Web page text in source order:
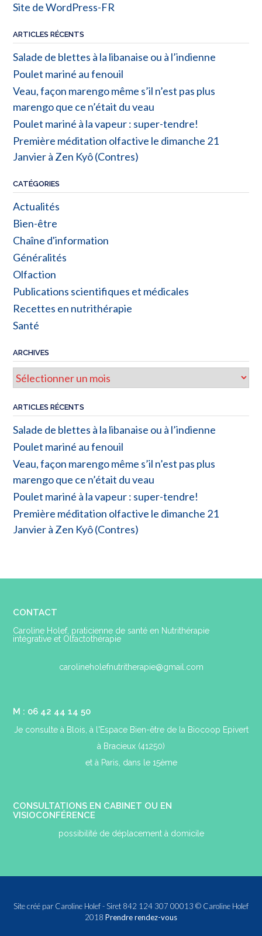
Site de WordPress-FR
ARTICLES RÉCENTS
Salade de blettes à la libanaise ou à l’indienne
Poulet mariné au fenouil
Veau, façon marengo même s’il n’est pas plus
marengo que ce n’était du veau
Poulet mariné à la vapeur : super-tendre!
Première méditation olfactive le dimanche 21
Janvier à Zen Kyô (Contres)
CATÉGORIES
Actualités
Bien-être
Chaîne d'information
Généralités
Olfaction
Publications scientifiques et médicales
Recettes en nutrithérapie
Santé
ARCHIVES
ARTICLES RÉCENTS
Salade de blettes à la libanaise ou à l’indienne
Poulet mariné au fenouil
Veau, façon marengo même s’il n’est pas plus
marengo que ce n’était du veau
Poulet mariné à la vapeur : super-tendre!
Première méditation olfactive le dimanche 21
Janvier à Zen Kyô (Contres)
CONTACT
Caroline Holef, praticienne de santé en Nutrithérapie
intégrative et Olfactothérapie
carolineholefnutritherapie@gmail.com
M : 06 42 44 14 50
Je consulte à Blois, à l'Espace Bien-être de la Biocoop Epivert
à Bracieux (41250)
et à Paris, dans le 15ème
CONSULTATIONS EN CABINET OU EN
VISIOCONFÉRENCE
possibilité de déplacement à domicile
Site créé par Caroline Holef - Siret 842 124 307 00013 © Caroline Holef
2018 Prendre rendez-vous